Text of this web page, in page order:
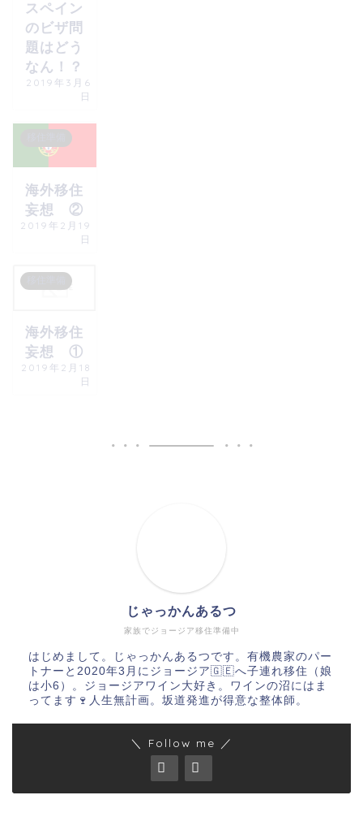
スペイン
のビザ問
題はどう
なん！？
2019年3月6
日
海外移住
妄想 ②
2019年2月19
日
海外移住
妄想 ①
2019年2月18
日
家族でジョージア移住準備中
じゃっかんあるつ
はじめまして。じゃっかんあるつです。有機農家のパー
トナーと2020年3月にジョージア🇬🇪へ子連れ移住（娘
は小6）。ジョージアワイン大好き。ワインの沼にはま
ってます🍷人生無計画。坂道発進が得意な整体師。
＼ Follow me ／